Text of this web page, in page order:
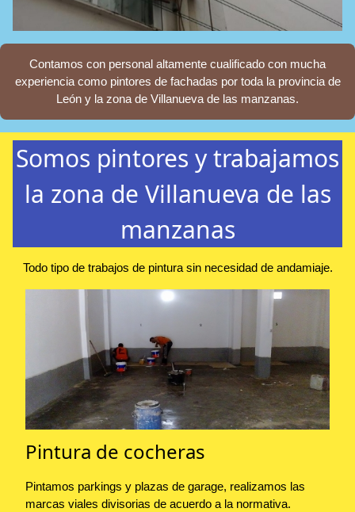
Contamos con personal altamente cualificado con mucha
experiencia como pintores de fachadas por toda la provincia de
León y la zona de Villanueva de las manzanas.
Somos pintores y trabajamos
la zona de Villanueva de las
manzanas
Todo tipo de trabajos de pintura sin necesidad de andamiaje.
Pintura de cocheras
Pintamos parkings y plazas de garage, realizamos las
marcas viales divisorias de acuerdo a la normativa.